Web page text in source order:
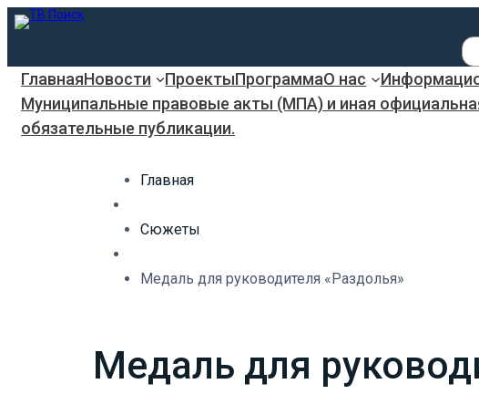
ГлавнаяНовости ПроектыПрограммаО нас
Муниципальные правовые акты (МПА) и иная
обязательные публикации.
Главная
Сюжеты
Медаль для руководителя «Раздолья»
Медаль для